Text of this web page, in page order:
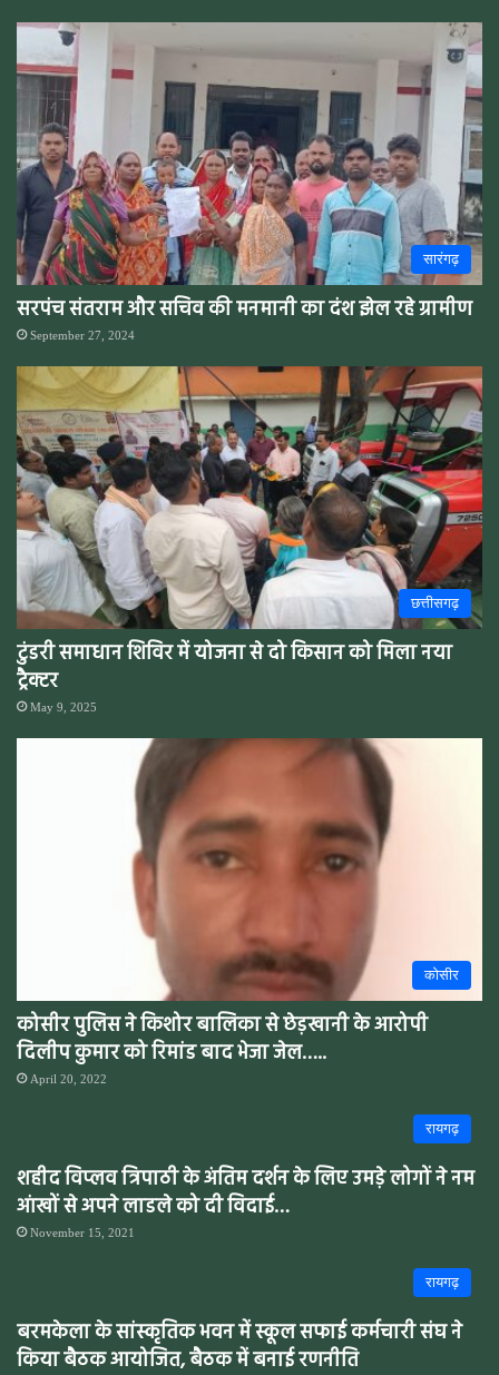
सारंगढ़
सरपंच संतराम और सचिव की मनमानी का दंश झेल रहे ग्रामीण
September 27, 2024
छत्तीसगढ़
टुंडरी समाधान शिविर में योजना से दो किसान को मिला नया
ट्रैक्टर
May 9, 2025
कोसीर
कोसीर पुलिस ने किशोर बालिका से छेड़खानी के आरोपी
दिलीप कुमार को रिमांड बाद भेजा जेल…..
April 20, 2022
रायगढ़
शहीद विप्लव त्रिपाठी के अंतिम दर्शन के लिए उमड़े लोगों ने नम
आंखों से अपने लाडले को दी विदाई…
November 15, 2021
रायगढ़
बरमकेला के सांस्कृतिक भवन में स्कूल सफाई कर्मचारी संघ ने
किया बैठक आयोजित, बैठक में बनाई रणनीति